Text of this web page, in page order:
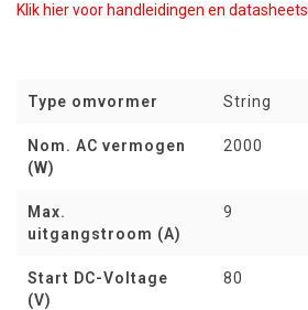
Klik hier voor handleidingen en datasheets
Type omvormer String
Nom. AC vermogen
(W)
2000
Max.
uitgangstroom (A)
9
Start DC-Voltage
(V)
80